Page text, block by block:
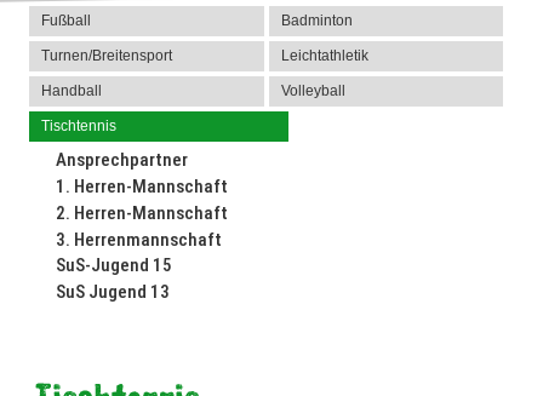
Fußball Badminton
Turnen/Breitensport Leichtathletik
Handball Volleyball
Tischtennis
Ansprechpartner
1. Herren-Mannschaft
2. Herren-Mannschaft
3. Herrenmannschaft
SuS-Jugend 15
SuS Jugend 13